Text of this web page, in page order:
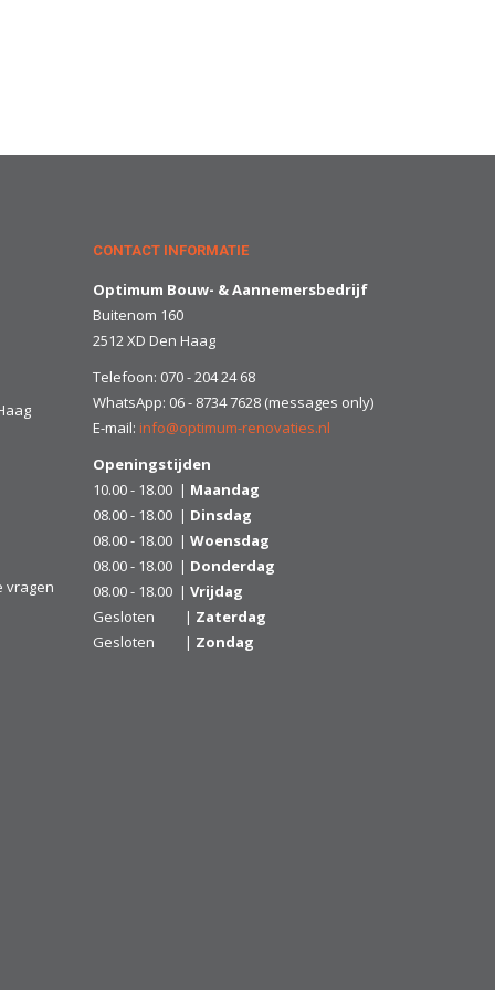
vragen
CONTACT INFORMATIE
Optimum Bouw- & Aannemersbedrijf
Buitenom 160
2512 XD Den Haag
Telefoon: 070 - 204 24 68
WhatsApp: 06 - 8734 7628 (messages only)
E-mail: info@optimum-renovaties.nl
Openingstijden
10.00 - 18.00 | Maandag
08.00 - 18.00 | Dinsdag
08.00 - 18.00 | Woensdag
08.00 - 18.00 | Donderdag
08.00 - 18.00 | Vrijdag
Gesloten | Zaterdag
Gesloten | Zondag